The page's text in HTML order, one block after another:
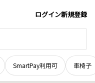
ログイン新規登録
SmartPay利用可 車椅子